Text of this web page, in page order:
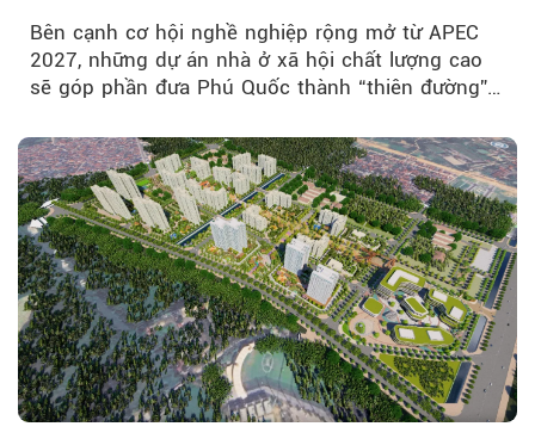
Bên cạnh cơ hội nghề nghiệp rộng mở từ APEC
2027, những dự án nhà ở xã hội chất lượng cao
sẽ góp phần đưa Phú Quốc thành “thiên đường”